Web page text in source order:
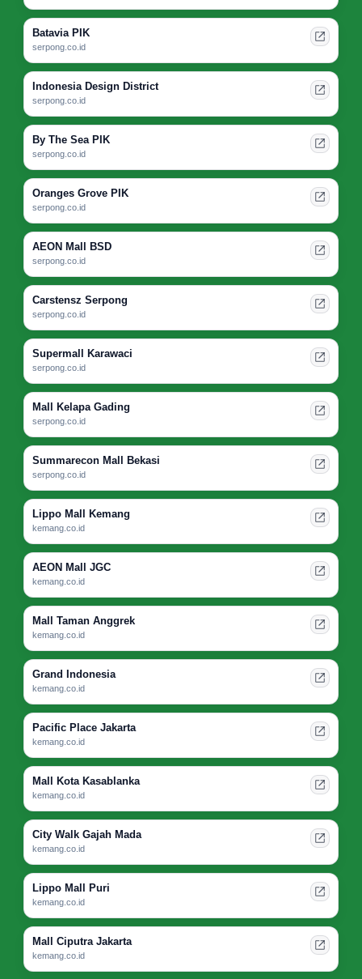
Batavia PIK
serpong.co.id
Indonesia Design District
serpong.co.id
By The Sea PIK
serpong.co.id
Oranges Grove PIK
serpong.co.id
AEON Mall BSD
serpong.co.id
Carstensz Serpong
serpong.co.id
Supermall Karawaci
serpong.co.id
Mall Kelapa Gading
serpong.co.id
Summarecon Mall Bekasi
serpong.co.id
Lippo Mall Kemang
kemang.co.id
AEON Mall JGC
kemang.co.id
Mall Taman Anggrek
kemang.co.id
Grand Indonesia
kemang.co.id
Pacific Place Jakarta
kemang.co.id
Mall Kota Kasablanka
kemang.co.id
City Walk Gajah Mada
kemang.co.id
Lippo Mall Puri
kemang.co.id
Mall Ciputra Jakarta
kemang.co.id